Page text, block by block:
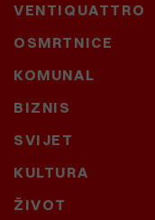
VENTIQUATTRO
OSMRTNICE
KOMUNAL
BIZNIS
SVIJET
KULTURA
ŽIVOT